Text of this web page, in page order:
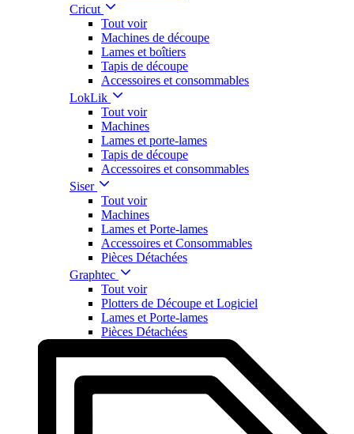
Cricut
Tout voir
Machines de découpe
Lames et boîtiers
Tapis de découpe
Accessoires et consommables
LokLik
Tout voir
Machines
Lames et porte-lames
Tapis de découpe
Accessoires et consommables
Siser
Tout voir
Machines
Lames et Porte-lames
Accessoires et Consommables
Pièces Détachées
Graphtec
Tout voir
Plotters de Découpe et Logiciel
Lames et Porte-lames
Pièces Détachées